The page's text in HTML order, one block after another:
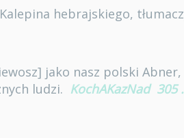
hebrajskiego,
jako nasz polski
ludzi. KochAKazNad 305 .